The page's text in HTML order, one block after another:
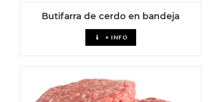
Butifarra de cerdo en bandeja
+ INFO